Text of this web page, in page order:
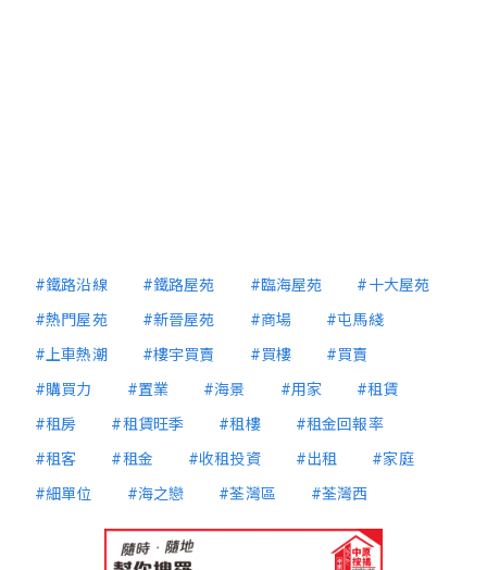
#鐵路沿線 #鐵路屋苑 #臨海屋苑
#十大屋苑
#熱門屋苑
#新晉屋苑 #商場
#屯馬綫
#上車熱潮
#樓宇買賣 #買樓
#買賣
#購買力
#置業 #海景 #用家
#租賃
#租房
#租賃旺季 #租樓
#租金回報率
#租客
#租金 #收租投資 #出租
#家庭
#細單位
#海之戀 #荃灣區 #荃灣西